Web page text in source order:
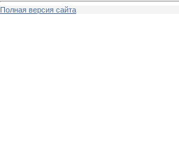
Полная версия сайта